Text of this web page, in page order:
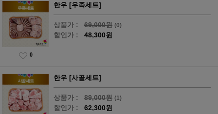
한우 [우족세트]
상품가 : 69,000원 (0)
할인가 : 48,300원
0
한우 [사골세트]
상품가 : 89,000원 (1)
할인가 : 62,300원